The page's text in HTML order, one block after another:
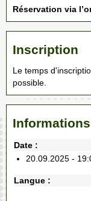
Réservation via
Inscription
Le temps
possible.
Informations
Date :
20.09.2025 -
Langue :